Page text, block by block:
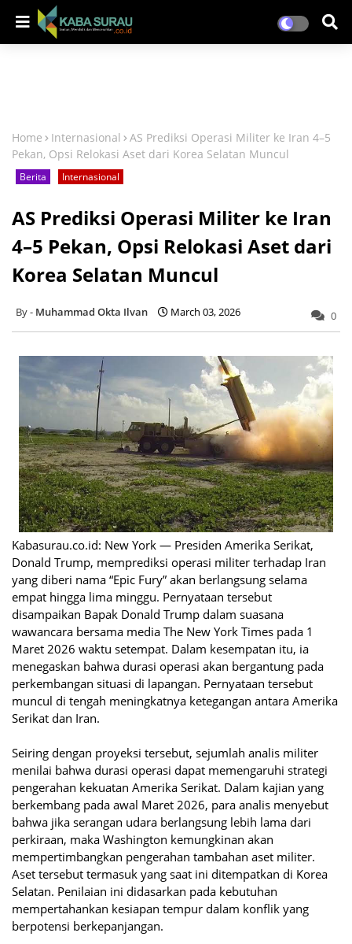
Home Internasional
AS Prediksi Operasi Militer ke Iran 4–5
Pekan, Opsi Relokasi Aset dari Korea Selatan Muncul
Berita Internasional
AS Prediksi Operasi Militer ke Iran
4–5 Pekan, Opsi Relokasi Aset dari
Korea Selatan Muncul
Muhammad Okta Ilvan March 03, 2026 0
Kabasurau.co.id: New York — Presiden Amerika Serikat,
Donald Trump, memprediksi operasi militer terhadap Iran
yang diberi nama “Epic Fury” akan berlangsung selama
empat hingga lima minggu. Pernyataan tersebut
disampaikan Bapak Donald Trump dalam suasana
wawancara bersama media The New York Times pada 1
Maret 2026 waktu setempat. Dalam kesempatan itu, ia
menegaskan bahwa durasi operasi akan bergantung pada
perkembangan situasi di lapangan. Pernyataan tersebut
muncul di tengah meningkatnya ketegangan antara Amerika
Serikat dan Iran.
Seiring dengan proyeksi tersebut, sejumlah analis militer
menilai bahwa durasi operasi dapat memengaruhi strategi
pengerahan kekuatan Amerika Serikat. Dalam kajian yang
berkembang pada awal Maret 2026, para analis menyebut
bahwa jika serangan udara berlangsung lebih lama dari
perkiraan, maka Washington kemungkinan akan
mempertimbangkan pengerahan tambahan aset militer.
Aset tersebut termasuk yang saat ini ditempatkan di Korea
Selatan. Penilaian ini didasarkan pada kebutuhan
mempertahankan kesiapan tempur dalam konflik yang
berpotensi berkepanjangan.